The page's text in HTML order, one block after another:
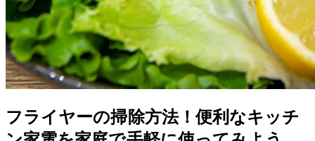
フライヤーの掃除方法！便利なキッチ